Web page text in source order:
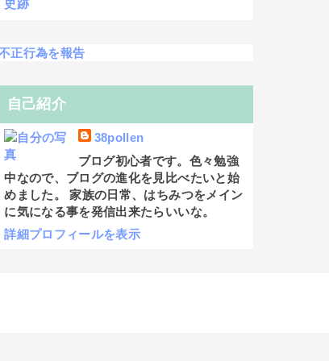
史跡
正行為を報告
自己紹介
38pollen
ブログ初心者です。色々勉強
中なので、ブログの進化を見比べたいと始
めました。 家族の日常、はちみつをメイン
に気になる事を発信出来たらいいな。
詳細プロフィールを表示